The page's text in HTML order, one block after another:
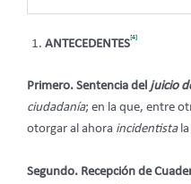
ANTECEDENTES
[4]
Primero. Sentencia del juicio
ciudadanía; en la que, entre
otorgar al ahora incidentistala
Segundo. Recepción de